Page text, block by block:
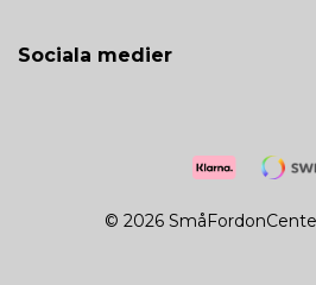
Sociala medier
© 2026